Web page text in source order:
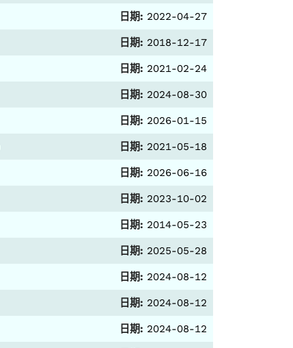
日期: 2022-04-27
日期: 2018-12-17
日期: 2021-02-24
日期: 2024-08-30
日期: 2026-01-15
日期: 2021-05-18
日期: 2026-06-16
日期: 2023-10-02
日期: 2014-05-23
日期: 2025-05-28
日期: 2024-08-12
日期: 2024-08-12
日期: 2024-08-12